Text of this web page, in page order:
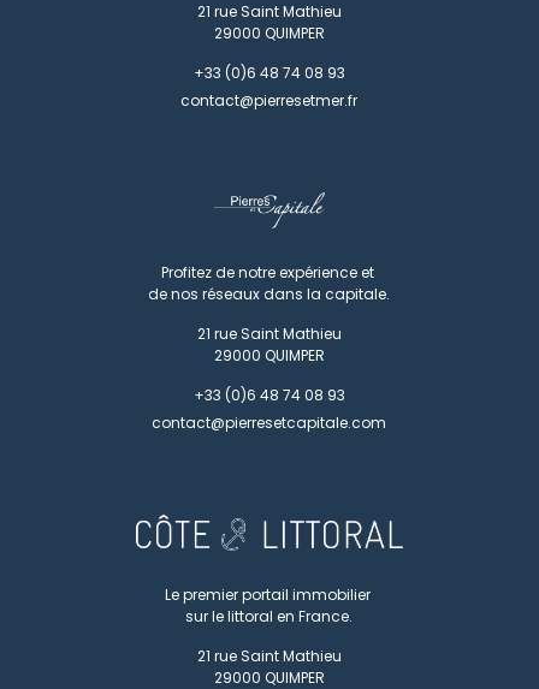
21 rue Saint Mathieu
29000 QUIMPER
+33 (0)6 48 74 08 93
contact@pierresetmer.fr
Profitez de notre expérience et
de nos réseaux dans la capitale.
21 rue Saint Mathieu
29000 QUIMPER
+33 (0)6 48 74 08 93
contact@pierresetcapitale.com
Le premier portail immobilier
sur le littoral en France.
21 rue Saint Mathieu
29000 QUIMPER